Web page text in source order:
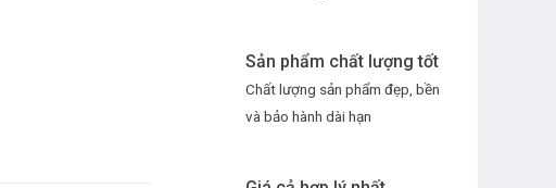
Sản phẩm chất lượng tốt
Chất lượng sản phẩm đẹp, bền
và bảo hành dài hạn